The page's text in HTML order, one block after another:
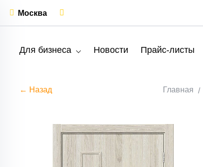
Москва
Для бизнеса Новости Прайс-листы
← Назад Главная